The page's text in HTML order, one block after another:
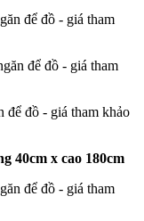
để đồ - giá tham
để đồ - giá tham
để đồ - giá tham khảo
40cm x cao 180cm
để đồ - giá tham